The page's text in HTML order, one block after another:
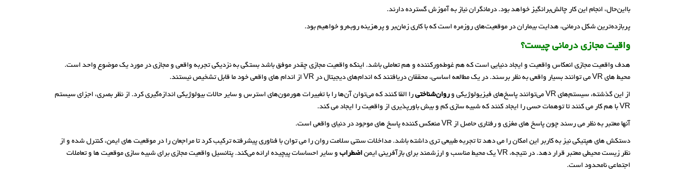
بااین‌حال، انجام این کار چالش‌برانگیز خواهد بود. درمانگران نیاز به آموزش گسترده دارند.
پربازده‌ترین شکل درمانی، هدایت بیماران در موقعیت‌های روزمره است که با کاری زمان‌بر و پرهزینه روبه‌رو خواهیم بود.
واقیت مجازی درمانی چیست؟
هدف واقعیت مجازی انعکاس واقعیت و ایجاد دنیایی است که هم غوطه‌ورکننده و هم تعاملی باشد. اینکه واقعیت مجازی چقدر موفق باشد بستگی به نزدیکی تجربه واقعی و مجازی در مورد یک موضوع واحد است.
محیط های VR می توانند بسیار واقعی به نظر برسند. در یک مطالعه اساسی، محققان دریافتند که اندام‌های دیجیتال در VR از اندام های واقعی خود ما قابل تشخیص نیستند.
از این گذشته، سیستم‌های VR می‌توانند پاسخ‌های فیزیولوژیکی و روان‌شناختی را القا کنند که می‌توان آن‌ها را با تغییرات هورمون‌های استرس و سایر حالات بیولوژیکی اندازه‌گیری کرد. از نظر بصری، اجزای سیستم
VR با هم کار می کنند تا توهمات حسی را ایجاد کنند که شبیه سازی کم و بیش باورپذیری از واقعیت را ایجاد می کند.
آنها معتبر به نظر می رسند چون پاسخ های مغزی و رفتاری حاصل از VR منعکس کننده پاسخ های موجود در دنیای واقعی است.
دستکش های هپتیکی نیز به کاربر این امکان را می دهد تا تجربه طبیعی تری داشته باشد. مداخلات سنتی سلامت روان را می توان با فناوری پیشرفته ترکیب کرد تا مراجعان را در موقعیت های ایمن، کنترل شده و از
نظر زیست محیطی معتبر قرار دهد. در نتیجه، VR یک محیط مناسب و ارزشمند برای بازآفرینی ایمن
اضطراب و سایر احساسات پیچیده ارائه می‌کند. پتانسیل واقعیت مجازی برای شبیه سازی موقعیت ها و تعاملات
اجتماعی نامحدود است.